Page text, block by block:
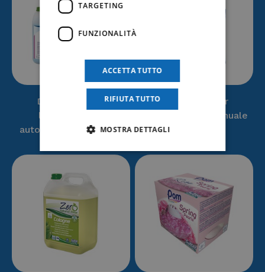
Detergenti per
lavabiancheria
automatico Sutter(12)
Detergenti per
lavabiancheria manuale
TARGETING
FUNZIONALITÀ
ACCETTA TUTTO
RIFIUTA TUTTO
MOSTRA DETTAGLI